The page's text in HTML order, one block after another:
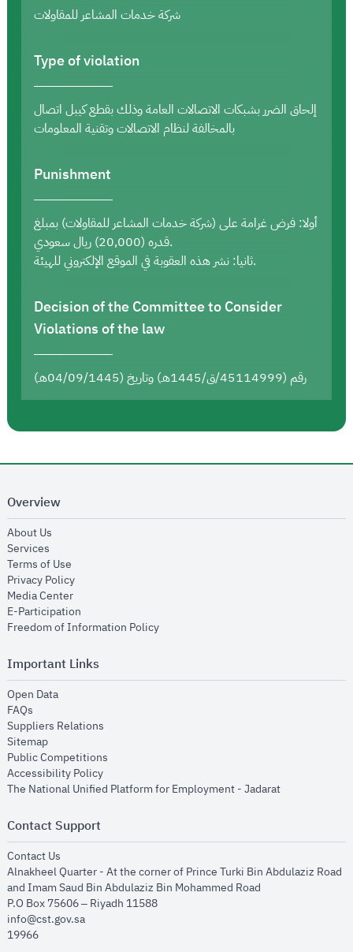
شركة خدمات المشاعر للمقاولات
Type of violation
إلحاق الضرر بشبكات الاتصالات العامة وذلك بقطع كيبل اتصال
بالمخالفة لنظام الاتصالات وتقنية المعلومات
Punishment
أولا: فرض غرامة على (شركة خدمات المشاعر للمقاولات) بمبلغ
قدره (20,000) ريال سعودي.
ثانيا: نشر هذه العقوبة في الموقع الإلكتروني للهيئة.
Decision of the Committee to Consider
Violations of the law
رقم (45114999/ق/1445هـ) وتاريخ (04/09/1445هـ)
Overview
About Us
Services
Terms of Use
Privacy Policyopens in new window
Media Centeropens in new window
E-Participation
Freedom of Information Policyopens in new window
Important Links
Open Dataopens in new window
FAQs
Suppliers Relations
Sitemapopens in new window
Public Competitions
Accessibility Policyopens in new window
The National Unified Platform for Employment - Jadaratopens in new
Contact Support
Contact Us
Alnakheel Quarter - At the corner of Prince Turki Bin Abdulaziz Road
and Imam Saud Bin Abdulaziz Bin Mohammed Road​
P.O Box 75606 – Riyadh 11588
info@cst.gov.sa
19966